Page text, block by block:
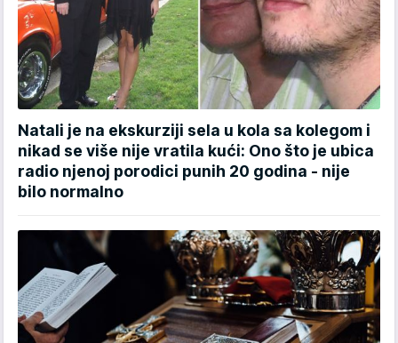
Natali je na ekskurziji sela u kola sa kolegom i
nikad se više nije vratila kući: Ono što je ubica
radio njenoj porodici punih 20 godina - nije
bilo normalno